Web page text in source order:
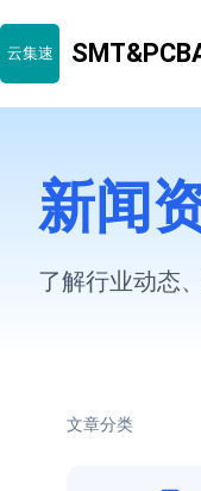
云集速
新闻
了解行业动态
文章分类